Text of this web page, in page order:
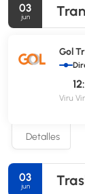
03
jun
Gol
Viru
Detalles
03
jun